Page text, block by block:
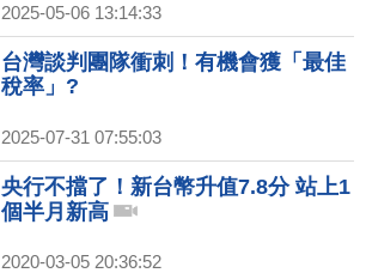
2025-05-06 13:14:33
台灣談判團隊衝刺！有機會獲「最佳
稅率」?
2025-07-31 07:55:03
央行不擋了！新台幣升值7.8分 站上1
個半月新高
2020-03-05 20:36:52